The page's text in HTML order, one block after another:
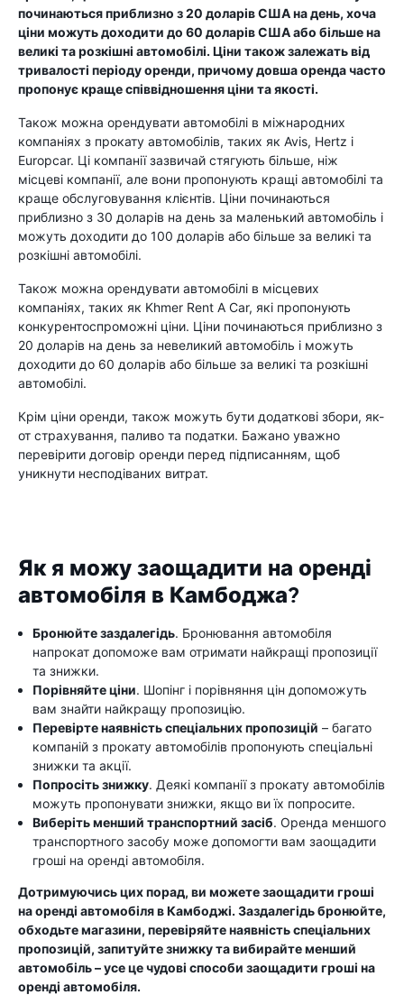
починаються приблизно з 20 доларів США на день, хоча
ціни можуть доходити до 60 доларів США або більше на
великі та розкішні автомобілі. Ціни також залежать від
тривалості періоду оренди, причому довша оренда часто
пропонує краще співвідношення ціни та якості.
Також можна орендувати автомобілі в міжнародних
компаніях з прокату автомобілів, таких як Avis, Hertz і
Europcar. Ці компанії зазвичай стягують більше, ніж
місцеві компанії, але вони пропонують кращі автомобілі та
краще обслуговування клієнтів. Ціни починаються
приблизно з 30 доларів на день за маленький автомобіль і
можуть доходити до 100 доларів або більше за великі та
розкішні автомобілі.
Також можна орендувати автомобілі в місцевих
компаніях, таких як Khmer Rent A Car, які пропонують
конкурентоспроможні ціни. Ціни починаються приблизно з
20 доларів на день за невеликий автомобіль і можуть
доходити до 60 доларів або більше за великі та розкішні
автомобілі.
Крім ціни оренди, також можуть бути додаткові збори, як-
от страхування, паливо та податки. Бажано уважно
перевірити договір оренди перед підписанням, щоб
уникнути несподіваних витрат.
Як я можу заощадити на оренді
автомобіля в Камбоджа?
Бронюйте заздалегідь. Бронювання автомобіля
напрокат допоможе вам отримати найкращі пропозиції
та знижки.
Порівняйте ціни. Шопінг і порівняння цін допоможуть
вам знайти найкращу пропозицію.
Перевірте наявність спеціальних пропозицій – багато
компаній з прокату автомобілів пропонують спеціальні
знижки та акції.
Попросіть знижку. Деякі компанії з прокату автомобілів
можуть пропонувати знижки, якщо ви їх попросите.
Виберіть менший транспортний засіб. Оренда меншого
транспортного засобу може допомогти вам заощадити
гроші на оренді автомобіля.
Дотримуючись цих порад, ви можете заощадити гроші
на оренді автомобіля в Камбоджі. Заздалегідь бронюйте,
обходьте магазини, перевіряйте наявність спеціальних
пропозицій, запитуйте знижку та вибирайте менший
автомобіль – усе це чудові способи заощадити гроші на
оренді автомобіля.